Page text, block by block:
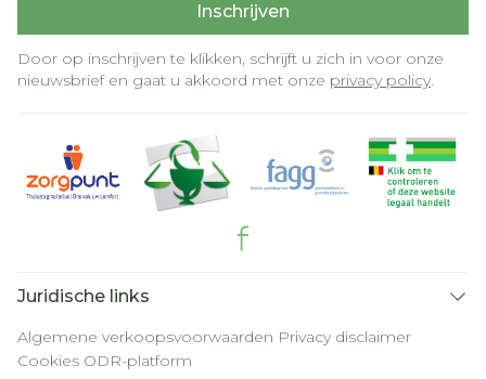
Inschrijven
Door op inschrijven te klikken, schrijft u zich in voor onze
nieuwsbrief en gaat u akkoord met onze privacy policy.
Juridische links
Algemene verkoopsvoorwaarden Privacy disclaimer
Cookies ODR-platform